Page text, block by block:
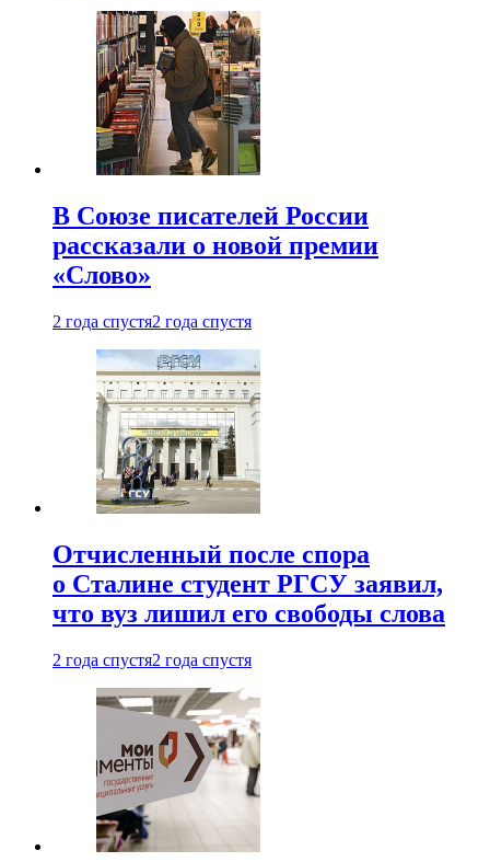
В Союзе писателей России
рассказали о новой премии
«Слово»
2 года спустя2 года спустя
Отчисленный после спора
о Сталине студент РГСУ заявил,
что вуз лишил его свободы слова
2 года спустя2 года спустя